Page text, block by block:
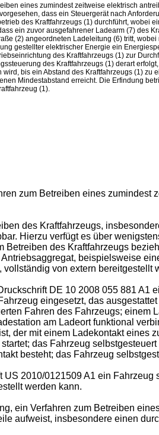
eines zumindest zeitweise elektrisch
dass ein Steuergerät nach
des Kraftfahrzeugs (1) durchführt, wobei
ein zuvor ausgefahrener Ladearm (7) des
(2) angeordneten Ladeleitung (6) tritt, wobei
gestellter elektrischer Energie ein
des Kraftfahrzeugs (1) zur
des Kraftfahrzeugs (1) derart
bis ein Abstand des Kraftfahrzeugs (1) zu
Mindestabstand erreicht. Die Erfindung
(1).
zum Betreiben eines
des Kraftfahrzeugs,
Hierzu verfügt es über
Betreiben des Kraftfahrzeugs
beispielsweise
von extern
DE 10 2008 055 881 A1
eingesetzt, das
Fahren des Fahrzeugs;
am Ladeort funktional
der mit einem Ladekontakt
das Fahrzeug
besteht; das Fahrzeug
US 2010/0121509 A1 ein Fahrzeug
werden kann.
ein Verfahren zum Betreiben
aufweist, insbesondere einen